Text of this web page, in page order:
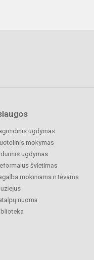
ugdymas
mokymas
ugdymas
švietimas
mokiniams ir tėvams
nuoma